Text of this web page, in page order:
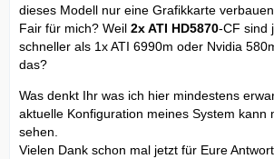
dieses Modell nur eine Grafikkarte
Fair für mich? Weil 2x ATI HD5870-CF sind
schneller als 1x ATI 6990m oder Nvidia
das?
Was denkt Ihr was ich hier mindestens
aktuelle Konfiguration meines System kann
sehen.
Vielen Dank schon mal jetzt für Eure